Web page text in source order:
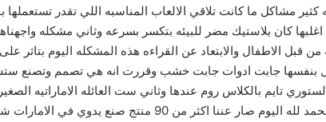
كثير مشاكل ما كانت تلاقي الالعاب المناسبه اللي تقدر
اغلبها كان بلاستيك مضر للبيئه بتكسر بسرعه وثاني مشكله
جابت ادوات جابت خشب وقررت انه هي تصمم وتصنع ستس
تايم بالكلاس روم عندها وثاني ست العائله الاماراتيه
من هذه اللعبتين الحمد لله اليوم صار عننا